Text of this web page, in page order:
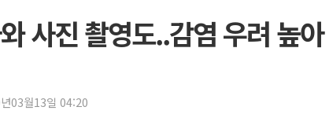
'입추'인데 연일 찜
"최대 2시간 앞서 침
사진 촬영도..감염 우려 높아
03월13일 04:20